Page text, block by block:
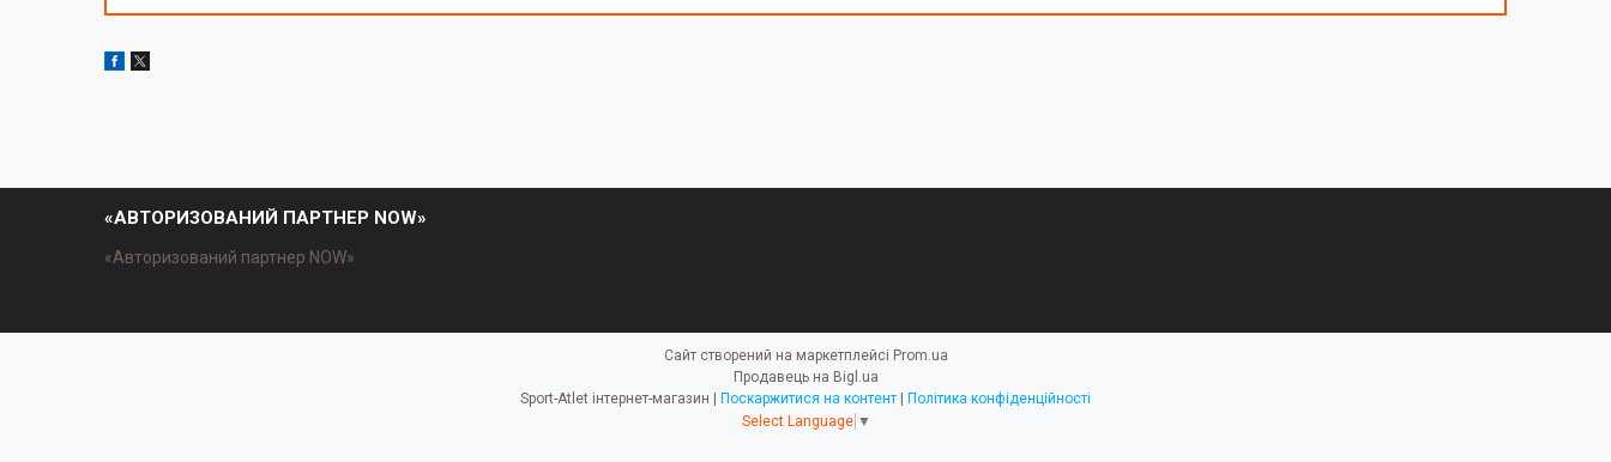
«АВТОРИЗОВАНИЙ ПАРТНЕР NOW»
«Авторизований партнер NOW»
Сайт створений на маркетплейсі Prom.ua
Продавець на Bigl.ua
Поскаржитися на контент
Політика конфіденційності
Select Language ▼